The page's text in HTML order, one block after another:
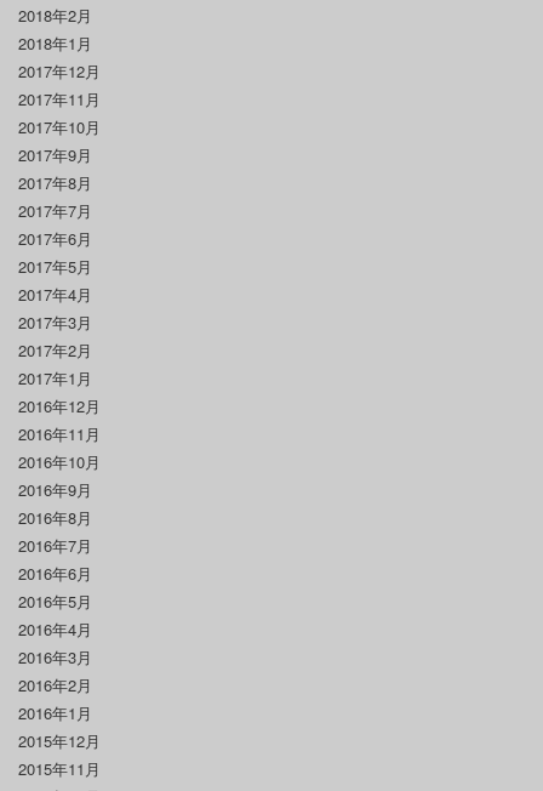
2018年2月
2018年1月
2017年12月
2017年11月
2017年10月
2017年9月
2017年8月
2017年7月
2017年6月
2017年5月
2017年4月
2017年3月
2017年2月
2017年1月
2016年12月
2016年11月
2016年10月
2016年9月
2016年8月
2016年7月
2016年6月
2016年5月
2016年4月
2016年3月
2016年2月
2016年1月
2015年12月
2015年11月